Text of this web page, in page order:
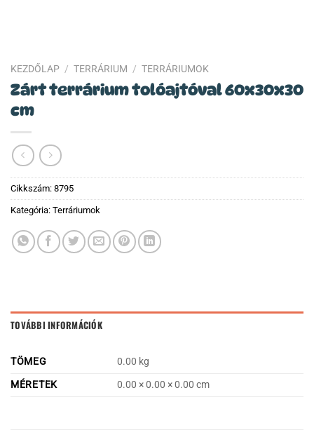
KEZDŐLAP / TERRÁRIUM / TERRÁRIUMOK
Zárt terrárium tolóajtóval 60x30x30
cm
Cikkszám: 8795
Kategória: Terráriumok
TOVÁBBI INFORMÁCIÓK
TÖMEG
0.00 kg
MÉRETEK
0.00 × 0.00 × 0.00 cm